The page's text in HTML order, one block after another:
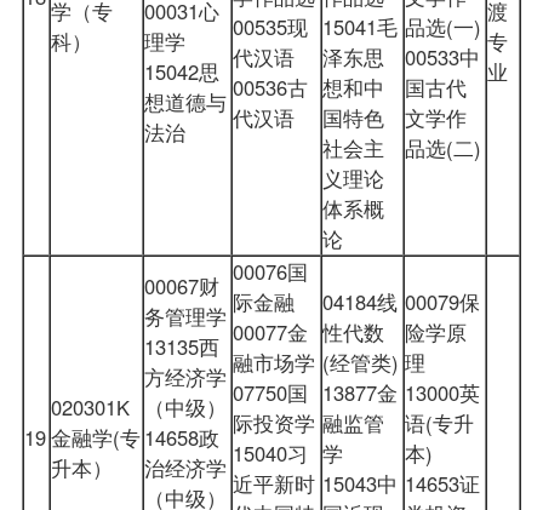
学（专
科）
00031心
理学
15042思
想道德与
法治
00535现
代汉语
00536古
代汉语
15041毛
泽东思
想和中
国特色
社会主
义理论
体系概
论
品选(一)
00533中
国古代
文学作
品选(二)
渡
专
业
19
020301K
金融学(专
升本）
00067财
务管理学
13135西
方经济学
（中级）
14658政
治经济学
（中级）
00076国
际金融
00077金
融市场学
07750国
际投资学
15040习
近平新时
04184线
性代数
(经管类)
13877金
融监管
学
15043中
00079保
险学原
理
13000英
语(专升
本)
14653证